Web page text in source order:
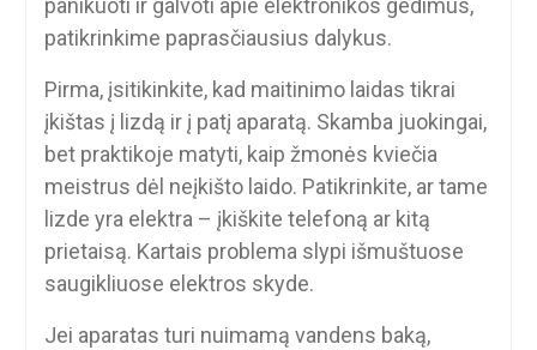
panikuoti ir galvoti apie elektronikos gedimus,
patikrinkime paprasčiausius dalykus.
Pirma, įsitikinkite, kad maitinimo laidas tikrai
įkištas į lizdą ir į patį aparatą. Skamba juokingai,
bet praktikoje matyti, kaip žmonės kviečia
meistrus dėl neįkišto laido. Patikrinkite, ar tame
lizde yra elektra – įkiškite telefoną ar kitą
prietaisą. Kartais problema slypi išmuštuose
saugikliuose elektros skyde.
Jei aparatas turi nuimamą vandens baką,